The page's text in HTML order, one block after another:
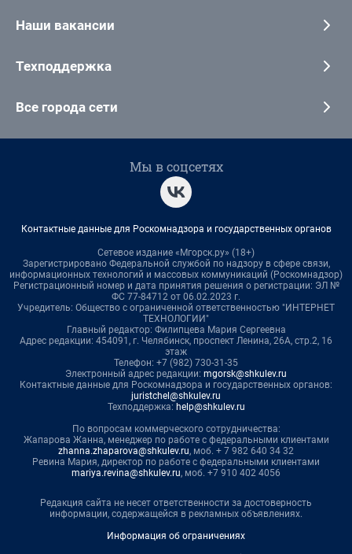
Наши вакансии
Техподдержка
Все города сети
Мы в соцсетях
Контактные данные для Роскомнадзора и государственных органов
Сетевое издание «Мгорск.ру» (18+)
Зарегистрировано Федеральной службой по надзору в сфере связи,
информационных технологий и массовых коммуникаций (Роскомнадзор)
Регистрационный номер и дата принятия решения о регистрации: ЭЛ №
ФС 77-84712 от 06.02.2023 г.
Учредитель: Общество с ограниченной ответственностью "ИНТЕРНЕТ
ТЕХНОЛОГИИ"
Главный редактор: Филипцева Мария Сергеевна
Адрес редакции: 454091, г. Челябинск, проспект Ленина, 26А, стр.2, 16
этаж
Телефон: +7 (982) 730-31-35
Электронный адрес редакции: mgorsk@shkulev.ru
Контактные данные для Роскомнадзора и государственных органов:
juristchel@shkulev.ru
Техподдержка: help@shkulev.ru
По вопросам коммерческого сотрудничества:
Жапарова Жанна, менеджер по работе с федеральными клиентами
zhanna.zhaparova@shkulev.ru, моб. + 7 982 640 34 32
Ревина Мария, директор по работе с федеральными клиентами
mariya.revina@shkulev.ru, моб. +7 910 402 4056
Редакция сайта не несет ответственности за достоверность
информации, содержащейся в рекламных объявлениях.
Информация об ограничениях